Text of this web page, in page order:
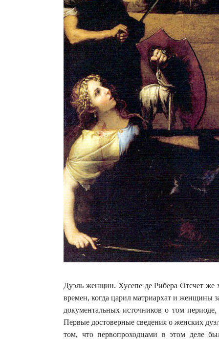
Дуэль женщин. Хусепе де Рибера Отсчет
времен, когда царил матриархат и
документальных источников о том
Первые достоверные сведения о женских
том, что первопроходцами в этом деле